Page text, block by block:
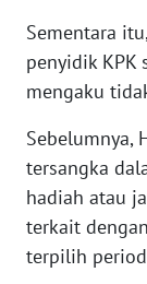
Sementara
penyidik KPK
mengaku
Sebelumnya,
tersangka
hadiah atau
terkait
terpilih
WN
KEPRI
WN
PAPUA
WN
PAPUA
BARAT